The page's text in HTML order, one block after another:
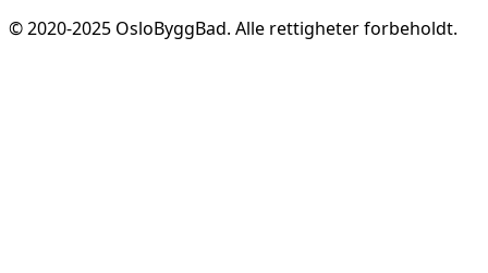
© 2020-2025 OsloByggBad. Alle rettigheter forbeholdt.